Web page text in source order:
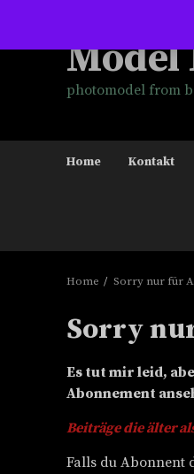
content
Model
photomodel from
Home Kontakt
Home Sorry nur für
Sorry
Es tut mir leid,
Abonnement
Beiträge die älter
Falls du Abonnent